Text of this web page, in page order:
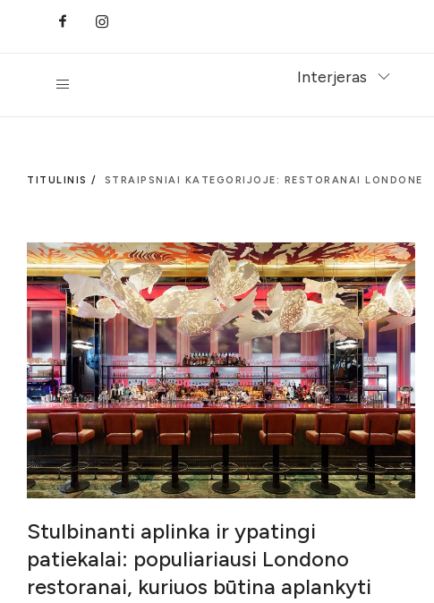
Interjeras
TITULINIS / STRAIPSNIAI KATEGORIJOJE: RESTORANAI LONDONE
Stulbinanti aplinka ir ypatingi
patiekalai: populiariausi Londono
restoranai, kuriuos būtina aplankyti